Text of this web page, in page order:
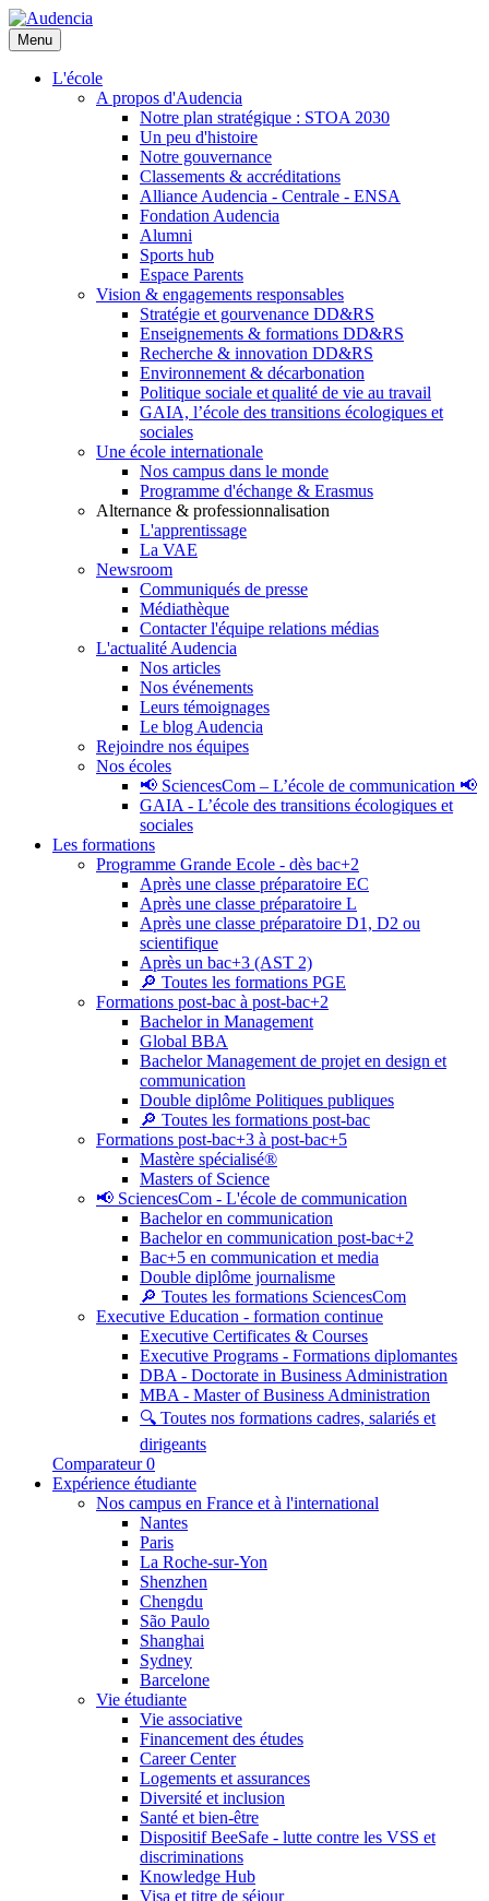
Aller
au
contenu
principal
Menu
L'école
A propos d'Audencia
Notre plan stratégique : STOA 2030
Un peu d'histoire
Notre gouvernance
Classements & accréditations
Alliance Audencia - Centrale - ENSA
Fondation Audencia
Alumni
Sports hub
Espace Parents
Vision & engagements responsables
Stratégie et gourvenance DD&RS
Enseignements & formations DD&RS
Recherche & innovation DD&RS
Environnement & décarbonation
Politique sociale et qualité de vie au travail
GAIA, l’école des transitions écologiques et
sociales
Une école internationale
Nos campus dans le monde
Programme d'échange & Erasmus
Alternance & professionnalisation
L'apprentissage
La VAE
Newsroom
Communiqués de presse
Médiathèque
Contacter l'équipe relations médias
L'actualité Audencia
Nos articles
Nos événements
Leurs témoignages
Le blog Audencia
Rejoindre nos équipes
Nos écoles
📢 SciencesCom – L’école de communication 📢
GAIA - L’école des transitions écologiques et
sociales
Les formations
Programme Grande Ecole - dès bac+2
Après une classe préparatoire EC
Après une classe préparatoire L
Après une classe préparatoire D1, D2 ou
scientifique
Après un bac+3 (AST 2)
🔎 Toutes les formations PGE
Formations post-bac à post-bac+2
Bachelor in Management
Global BBA
Bachelor Management de projet en design et
communication
Double diplôme Politiques publiques
🔎 Toutes les formations post-bac
Formations post-bac+3 à post-bac+5
Mastère spécialisé®
Masters of Science
📢 SciencesCom - L'école de communication
Bachelor en communication
Bachelor en communication post-bac+2
Bac+5 en communication et media
Double diplôme journalisme
🔎 Toutes les formations SciencesCom
Executive Education - formation continue
Executive Certificates & Courses
Executive Programs - Formations diplomantes
DBA - Doctorate in Business Administration
MBA - Master of Business Administration
🔍 Toutes nos formations cadres, salariés et
dirigeants
Comparateur 0
Expérience étudiante
Nos campus en France et à l'international
Nantes
Paris
La Roche-sur-Yon
Shenzhen
Chengdu
São Paulo
Shanghai
Sydney
Barcelone
Vie étudiante
Vie associative
Financement des études
Career Center
Logements et assurances
Diversité et inclusion
Santé et bien-être
Dispositif BeeSafe - lutte contre les VSS et
discriminations
Knowledge Hub
Visa et titre de séjour